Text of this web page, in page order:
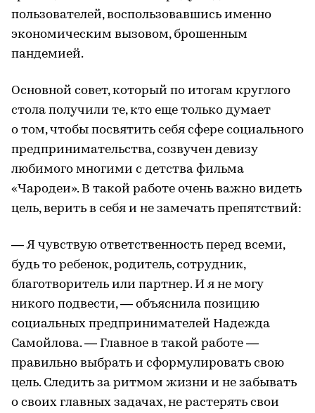
пользователей, воспользовавшись именно
экономическим вызовом, брошенным
пандемией.
Основной совет, который по итогам круглого
стола получили те, кто еще только думает
о том, чтобы посвятить себя сфере социального
предпринимательства, созвучен девизу
любимого многими с детства фильма
«Чародеи». В такой работе очень важно видеть
цель, верить в себя и не замечать препятствий:
— Я чувствую ответственность перед всеми,
будь то ребенок, родитель, сотрудник,
благотворитель или партнер. И я не могу
никого подвести, — объяснила позицию
социальных предпринимателей Надежда
Самойлова. — Главное в такой работе —
правильно выбрать и сформулировать свою
цель. Следить за ритмом жизни и не забывать
о своих главных задачах, не растерять свои